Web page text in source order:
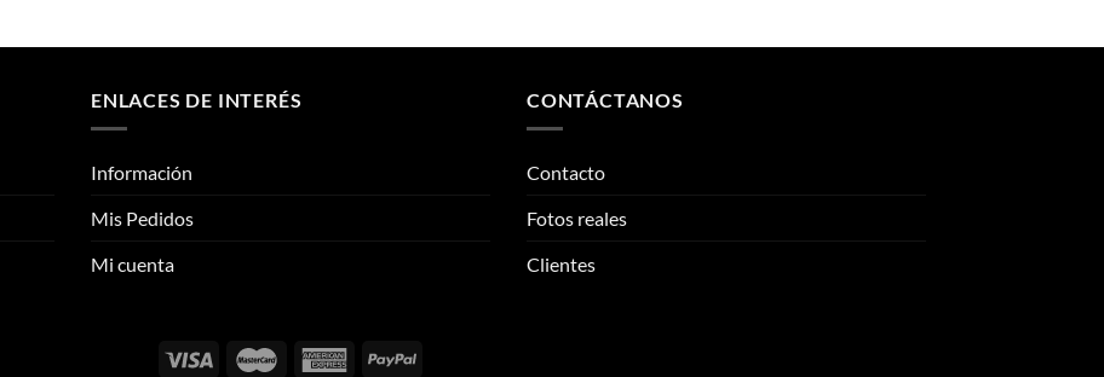
ENLACES DE INTERÉS
Información
Mis Pedidos
Mi cuenta
CONTÁCTANOS
Contacto
Fotos reales
Clientes